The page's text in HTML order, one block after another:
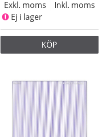
Exkl. moms
Inkl. moms
Ej i lager
KÖP